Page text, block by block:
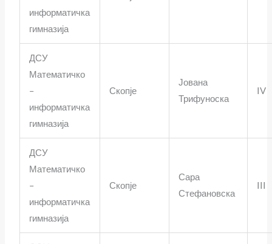
информатичка
гимназија
ДСУ
Математичко
–
информатичка
гимназија
Скопје
Јована
Трифуноска
IV
ДСУ
Математичко
–
информатичка
гимназија
Скопје
Сара
Стефановска
III